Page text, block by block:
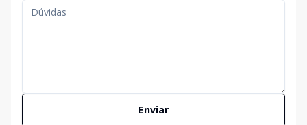
Enviar